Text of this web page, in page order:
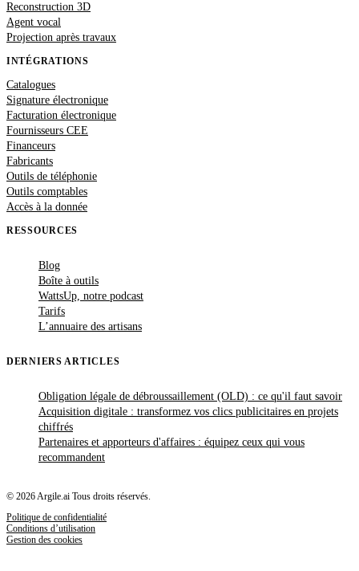
Reconstruction 3D
Agent vocal
Projection après travaux
INTÉGRATIONS
Catalogues
Signature électronique
Facturation électronique
Fournisseurs CEE
Financeurs
Fabricants
Outils de téléphonie
Outils comptables
Accès à la donnée
RESSOURCES
Blog
Boîte à outils
WattsUp, notre podcast
Tarifs
L’annuaire des artisans
DERNIERS ARTICLES
Obligation légale de débroussaillement (OLD) : ce qu'il faut savoir
Acquisition digitale : transformez vos clics publicitaires en projets
chiffrés
Partenaires et apporteurs d'affaires : équipez ceux qui vous
recommandent
© 2026 Argile.ai Tous droits réservés.
Politique de confidentialité
Conditions d’utilisation
Gestion des cookies